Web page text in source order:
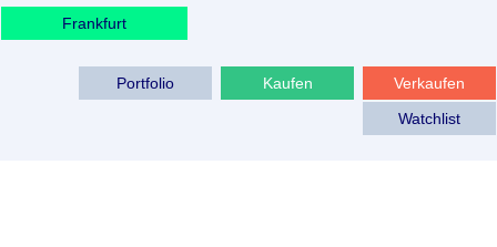
Frankfurt
Verkaufen
Kaufen
Portfolio
Watchlist